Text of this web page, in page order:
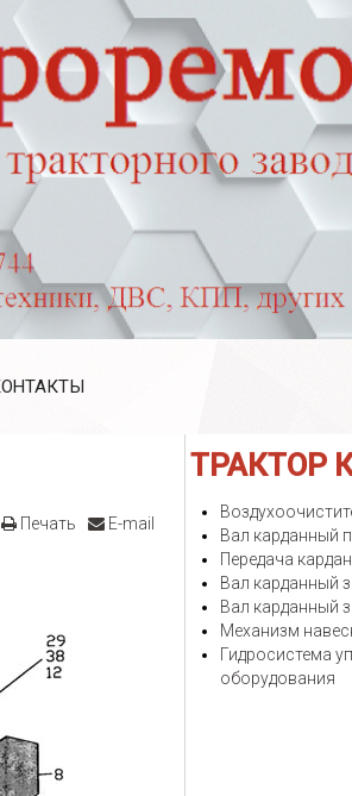
Печать E-mail
ТРАКТОР
Вал карданный
Передача
Вал карданный
Вал карданный
Механизм
Гидросистема
оборудования